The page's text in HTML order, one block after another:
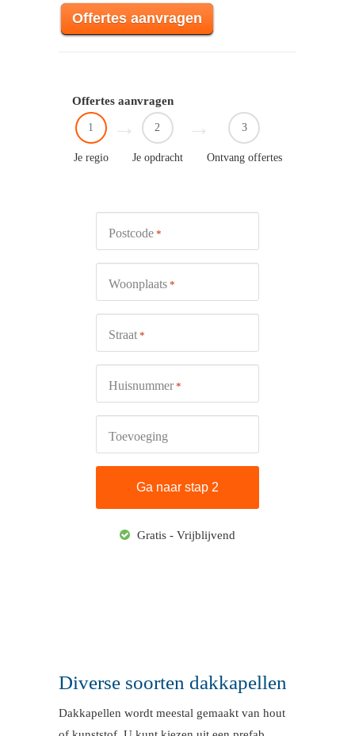
Offertes aanvragen
Offertes aanvragen
1
Je regio
2
Je opdracht
3
Ontvang offertes
Postcode *
Woonplaats *
Straat *
Huisnummer *
Toevoeging
Gratis - Vrijblijvend
Diverse soorten dakkapellen
Dakkapellen wordt meestal gemaakt van hout